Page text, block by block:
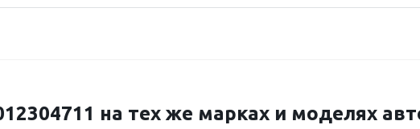
на тех же марках и моделях